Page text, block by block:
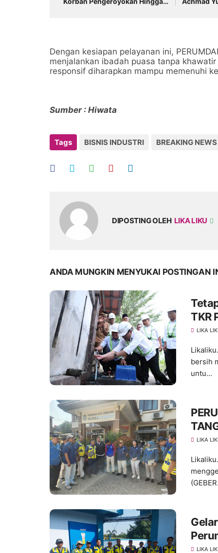
Dengan kesiapan pelayanan ini,
menjalankan ibadah puasa tanpa
responsif diharapkan mampu memenuhi
Sumber : Hiwata
Tags BISNIS INDUSTRI BREAKING NEWS
DIPOSTING OLEH LIKA LIKU
ANDA MUNGKIN MENYUKAI POSTINGAN
TKR
LIKA
bersih
untu...
LIKA
LIKA